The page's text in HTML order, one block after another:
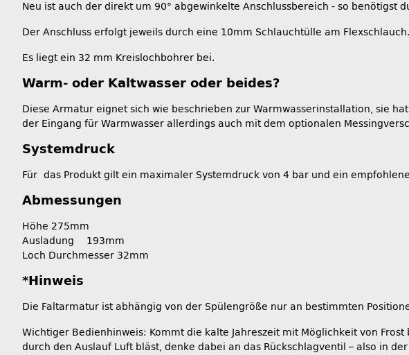
Neu ist auch der direkt um 90° abgewinkelte Anschlussbereich - so benötigst
Der Anschluss erfolgt jeweils durch eine 10mm Schlauchtülle am Flexschlauch.
Es liegt ein 32 mm Kreislochbohrer bei.
Warm- oder Kaltwasser oder beides?
Diese Armatur eignet sich wie beschrieben zur Warmwasserinstallation, sie
der Eingang für Warmwasser allerdings auch mit dem optionalen
Systemdruck
Für das Produkt gilt ein maximaler Systemdruck von 4 bar und ein
Abmessungen
Höhe 275mm
Ausladung 193mm
Loch Durchmesser 32mm
*Hinweis
Die Faltarmatur ist abhängig von der Spülengröße nur an bestimmten
Wichtiger Bedienhinweis: Kommt die kalte Jahreszeit mit Möglichkeit von
durch den Auslauf Luft bläst, denke dabei an das Rückschlagventil – also in